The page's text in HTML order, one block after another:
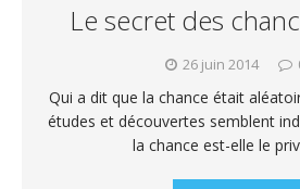
Le secret des
26 juin 2014
Qui a dit que la chance était
études et découvertes semblent
la chance est-elle le